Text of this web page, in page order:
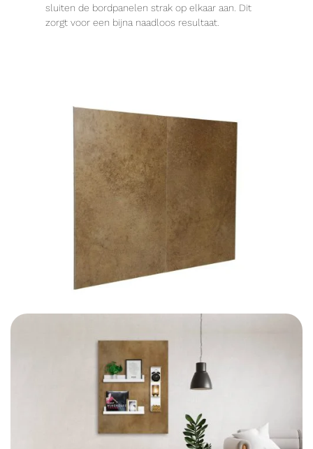
sluiten de bordpanelen strak op elkaar aan. Dit
zorgt voor een bijna naadloos resultaat.